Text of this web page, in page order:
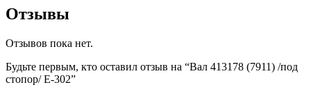
Отзывы
Отзывов пока нет.
Будьте первым, кто оставил отзыв на “Вал 413178 (7911) /под
стопор/ Е-302”